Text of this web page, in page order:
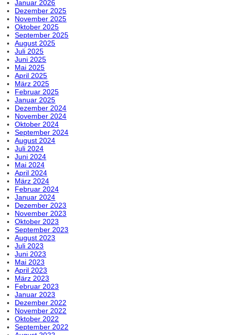
Januar 2026
Dezember 2025
November 2025
Oktober 2025
September 2025
August 2025
Juli 2025
Juni 2025
Mai 2025
April 2025
März 2025
Februar 2025
Januar 2025
Dezember 2024
November 2024
Oktober 2024
September 2024
August 2024
Juli 2024
Juni 2024
Mai 2024
April 2024
März 2024
Februar 2024
Januar 2024
Dezember 2023
November 2023
Oktober 2023
September 2023
August 2023
Juli 2023
Juni 2023
Mai 2023
April 2023
März 2023
Februar 2023
Januar 2023
Dezember 2022
November 2022
Oktober 2022
September 2022